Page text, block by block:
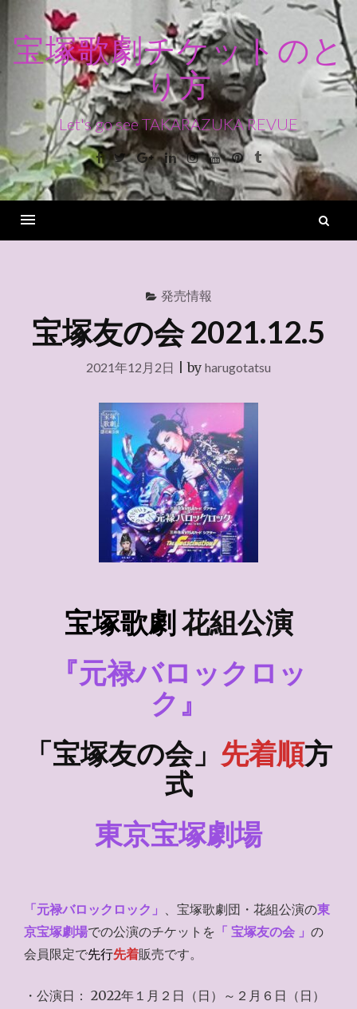
ン
ス
キ
ッ
宝塚歌劇チケットのと
り方
Let's go see TAKARAZUKA REVUE
Facebook
TwitterGoogle+LinkedinInstagram
YoutubePinterest
Tumblr
発売情報
宝塚友の会 2021.12.5
2021年12月2日 |by harugotatsu
宝塚歌劇 花組公演
『元禄バロックロッ
ク』
「宝塚友の会」 先着順方
式
東京宝塚劇場
「元禄バロックロック」 、宝塚歌劇団・花組公演の東
京宝塚劇場での公演のチケットを 「 宝塚友の会 」 の
会員限定で先行先着販売です。
・公演日： 2022年１月２日（日）～２月６日（日）